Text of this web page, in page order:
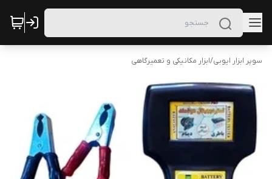
سوپر ابزار ایوبی/ابزار مکانیکی و تعمیرگاهی